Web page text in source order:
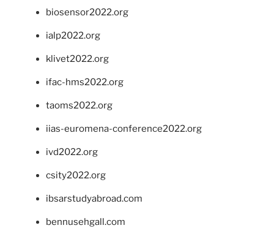
biosensor2022.org
ialp2022.org
klivet2022.org
ifac-hms2022.org
taoms2022.org
iias-euromena-conference2022.org
ivd2022.org
csity2022.org
ibsarstudyabroad.com
bennusehgall.com